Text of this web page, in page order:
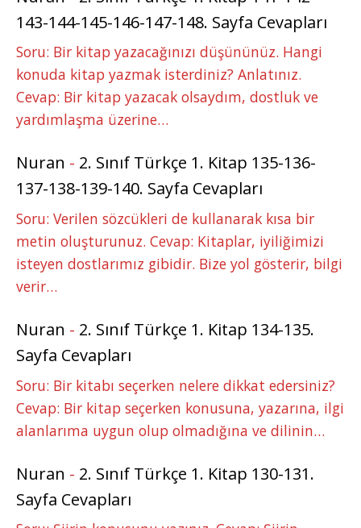
143-144-145-146-147-148. Sayfa Cevapları
Soru: Bir kitap yazacağınızı düşününüz. Hangi
konuda kitap yazmak isterdiniz? Anlatınız.
Cevap: Bir kitap yazacak olsaydım, dostluk ve
yardımlaşma üzerine…
Nuran - 2. Sınıf Türkçe 1. Kitap 135-136-
137-138-139-140. Sayfa Cevapları
Soru: Verilen sözcükleri de kullanarak kısa bir
metin oluşturunuz. Cevap: Kitaplar, iyiliğimizi
isteyen dostlarımız gibidir. Bize yol gösterir, bilgi
verir…
Nuran - 2. Sınıf Türkçe 1. Kitap 134-135.
Sayfa Cevapları
Soru: Bir kitabı seçerken nelere dikkat edersiniz?
Cevap: Bir kitap seçerken konusuna, yazarına, ilgi
alanlarıma uygun olup olmadığına ve dilinin…
Nuran - 2. Sınıf Türkçe 1. Kitap 130-131.
Sayfa Cevapları